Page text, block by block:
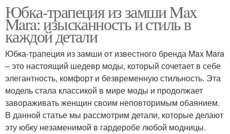
Юбка-трапеция из замши Max
Mara: изысканность и стиль в
каждой детали
Юбка-трапеция из замши от известного бренда Max Mara
– это настоящий шедевр моды, который сочетает в себе
элегантность, комфорт и безвременную стильность. Эта
модель стала классикой в мире моды и продолжает
завораживать женщин своим неповторимым обаянием.
В данной статье мы рассмотрим детали, которые делают
эту юбку незаменимой в гардеробе любой модницы.